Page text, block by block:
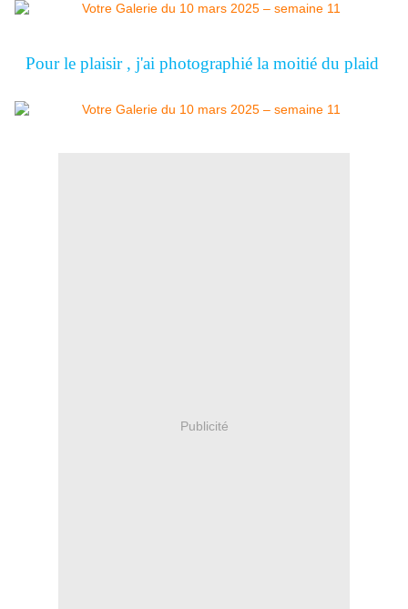
Pour le plaisir , j'ai photographié la moitié du plaid
Publicité